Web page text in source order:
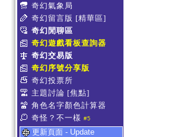
奇幻氣象局
奇幻留言版 [精華區]
奇幻閒聊區
奇幻遊戲看板查詢器
奇幻交易版
奇幻序號分享版
奇幻投票所
主題討論 [焦點]
角色名字顏色計算器
奇怪？不一樣 #5
更新頁面 - Update